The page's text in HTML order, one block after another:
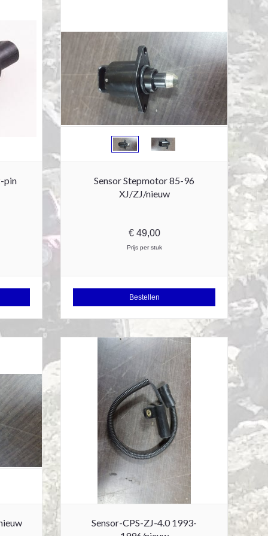
pin
Sensor Stepmotor 85-96
XJ/ZJ/nieuw
€49,00
Prijs per stuk
Bestellen
Sensor-CPS-ZJ-4.0 1993-